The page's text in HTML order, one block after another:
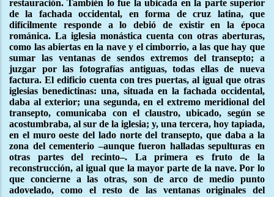
restauración. También lo fue la ubicada en la parte superior
de la fachada occidental, en forma de cruz latina, que
difícilmente responde a lo debió de existir en la época
románica. La iglesia monástica cuenta con otras aberturas,
como las abiertas en la nave y el cimborrio, a las que hay que
sumar las ventanas de sendos extremos del transepto; a
juzgar por las fotografías antiguas, todas ellas de nueva
factura. El edificio cuenta con tres puertas, al igual que otras
iglesias benedictinas: una, situada en la fachada occidental,
daba al exterior; una segunda, en el extremo meridional del
transepto, comunicaba con el claustro, ubicado, según se
acostumbraba, al sur de la iglesia; y, una tercera, hoy tapiada,
en el muro oeste del lado norte del transepto, que daba a la
zona del cementerio –aunque fueron halladas sepulturas en
otras partes del recinto–. La primera es fruto de la
reconstrucción, al igual que la mayor parte de la nave. Por lo
que concierne a las otras, son de arco de medio punto
adovelado, como el resto de las ventanas originales del